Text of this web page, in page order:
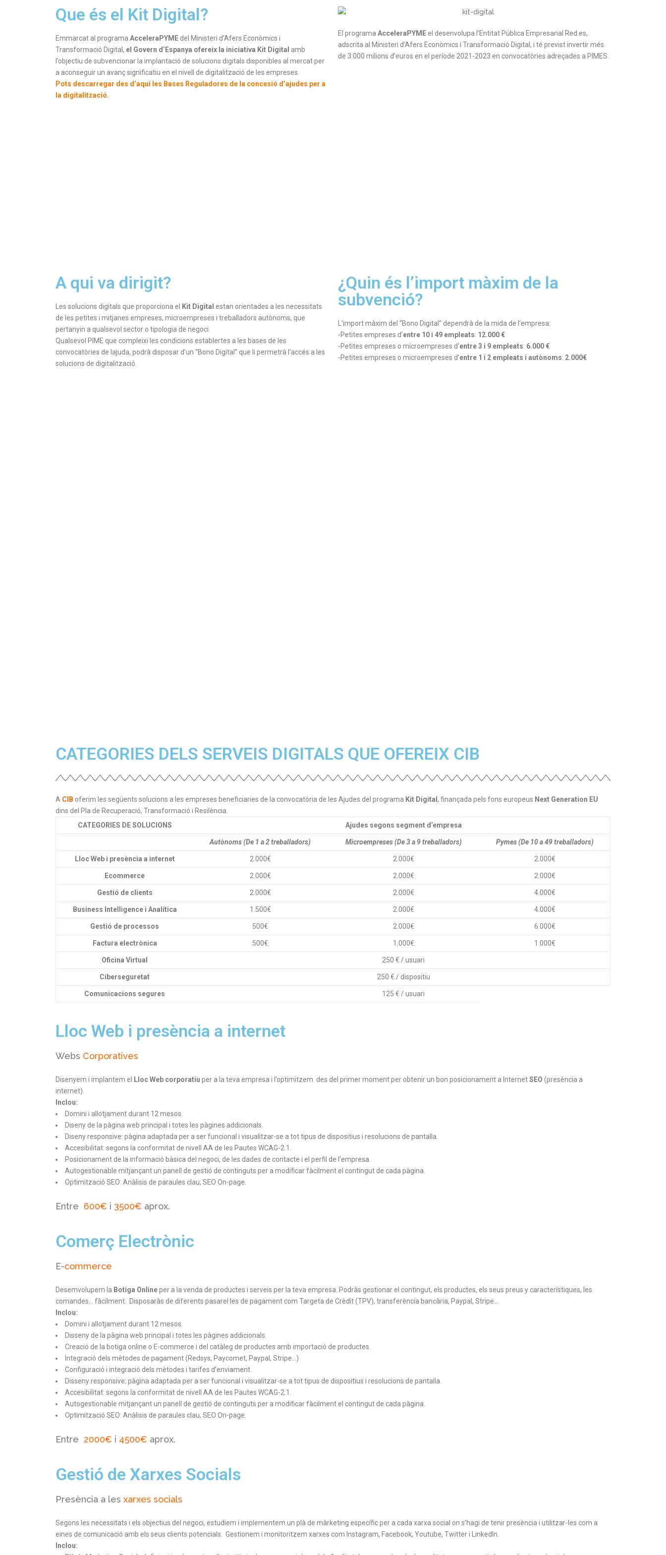
Que és el Kit Digital?
Emmarcat al programa AcceleraPYME del Ministeri d’Afers Econòmics i
Transformació Digital, el Govern d’Espanya ofereix la iniciativa Kit Digital amb
l’objectiu de subvencionar la implantació de solucions digitals disponibles al mercat per
a aconseguir un avanç significatiu en el nivell de digitalització de les empreses.
Pots descarregar des d’aquí les Bases Reguladores de la concesió d’ajudes per a
la digitalització.
El programa AcceleraPYMEel desenvolupa l’Entitat Pública Empresarial Red.es,
adscrita al Ministeri d’Afers Econòmics i Transformació Digital, i té previst invertir més
de 3.000 milions d’euros en el període 2021-2023 en convocatòries adreçades a PIMES.
A qui va dirigit?
Les solucions digitals que proporciona el Kit Digital estan orientades a les necessitats
de les petites i mitjanes empreses, microempreses i treballadors autònoms, que
pertanyin a qualsevol sector o tipologia de negoci.
Qualsevol PIME que compleixi les condicions establertes a les bases de les
convocatòries de lajuda, podrà disposar d’un “Bono Digital” que li permetrà l’accés a les
solucions de digitalització.
¿Quin és l’import màxim de la
subvenció?
L’import màxim del “Bono Digital” dependrà de la mida de l’empresa:
-Petites empreses d’entre 10 i 49 empleats: 12.000 €
-Petites empreses o microempreses d’entre 3 i 9 empleats: 6.000 €
-Petites empreses o microempreses d’entre 1 i 2 empleats i autònoms: 2.000€
CATEGORIES DELS SERVEIS DIGITALS QUE OFEREIX CIB
A CIB oferim les següents solucions a les empreses beneficiaries de la convocatòria de les Ajudes del programa Kit Digital , finançada pels fons europeus Next Generation EU
dins del Pla de Recuperació, Transformació i Resilència.
CATEGORIES DE SOLUCIONS
Ajudes segons segment d’empresa
Autònoms (De 1 a 2 treballadors) Microempreses (De 3 a 9 treballadors) Pymes (De 10 a 49 treballadors)
Lloc Web i presència a internet 2.000€ 2.000€ 2.000€
Ecommerce 2.000€ 2.000€ 2.000€
Gestió de clients 2.000€ 2.000€ 4.000€
Business Intelligence i Analítica 1.500€ 2.000€ 4.000€
Gestió de processos 500€ 2.000€ 6.000€
Factura electrònica 500€ 1.000€ 1.000€
Oficina Virtual 250 € / usuari
Ciberseguretat 250 € / dispositiu
Comunicacions segures 125 € / usuari
Lloc Web i presència a internet
Webs Corporatives
Disenyem i implantem el Lloc Web corporatiu per a la teva empresa i l’optimitzem des del primer moment per obtenir un bon posicionament a InternetSEO (presència a
internet).
Inclou:
Domini i allotjament durant 12 mesos.
Diseny de la pàgina web principal i totes les pàgines addicionals.
Diseny responsive: pàgina adaptada per a ser funcional i visualitzar-se a tot tipus de dispositius i resolucions de pantalla.
Accesibilitat: segons la conformitat de nivell AA de les Pautes WCAG-2.1.
Posicionament de la informació bàsica del negoci, de les dades de contacte i el perfil de l’empresa.
Autogestionable mitjançant un panell de gestió de continguts per a modificar fàcilment el contingut de cada pàgina.
Optimització SEO: Anàlisis de paraules clau, SEO On-page.
Entre 600€ i 3500€ aprox.
Comerç Electrònic
E-commerce
Desemvolupem la Botiga Onlineper a la venda de productes i serveis per la teva empresa. Podràs gestionar el contingut, els productes, els seus preus y característiques, les
comandes… fàcilment. Disposaràs de diferents pasarel·les de pagament com Targeta de Crèdit (TPV), transferència bancària, Paypal, Stripe…
Inclou:
Domini i allotjament durant 12 mesos.
Disseny de la pàgina web principal i totes les pàgines addicionals.
Creació de la botiga online o E-commerce i del catàleg de productes amb importació de productes.
Integració dels mètodes de pagament (Redsys, Paycomet, Paypal, Stripe…)
Configuració i integració dels mètodes i tarifes d’enviament.
Disseny responsive: pàgina adaptada per a ser funcional i visualitzar-se a tot tipus de dispositius i resolucions de pantalla.
Accesibilitat: segons la conformitat de nivell AA de les Pautes WCAG-2.1.
Autogestionable mitjançant un panell de gestió de continguts per a modificar fàcilment el contingut de cada pàgina.
Optimització SEO: Anàlisis de paraules clau, SEO On-page.
Entre 2000€ i 4500€ aprox.
Gestió de Xarxes Socials
Presència a les xarxes socials
Segons les necessitats i els objectius del negoci, estudiem i implementem un plà de màrketing específic per a cada xarxa social on s’hagi de tenir presència i utilitzar-les com a
eines de comunicació amb els seus clients potencials. Gestionem i monitoritzem xarxes com Instagram, Facebook, Youtube, Twitter i LinkedIn.
Inclou: